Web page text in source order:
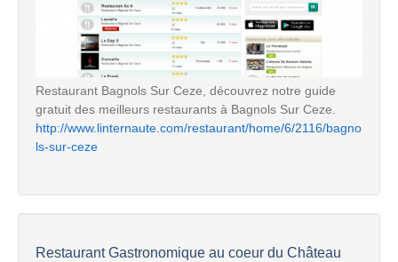
Restaurant Bagnols Sur Ceze, découvrez notre guide
gratuit des meilleurs restaurants à Bagnols Sur Ceze.
http://www.linternaute.com/restaurant/home/6/2116/bagno
ls-sur-ceze
Restaurant Gastronomique au coeur du Château